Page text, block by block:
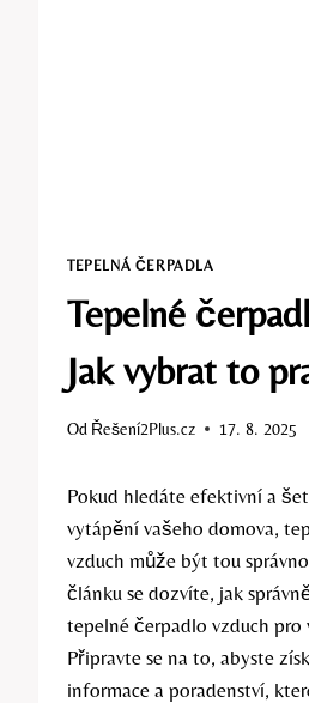
TEPELNÁ ČERPADLA
Tepelné
Jak vybrat to
Od Řešení2Plus.cz 17. 8. 2025
Pokud hledáte efektivní a
vytápění vašeho domova,
vzduch může být tou
článku se dozvíte, jak
tepelné čerpadlo vzduch pro
Připravte se na to, abyste
informace a poradenství,